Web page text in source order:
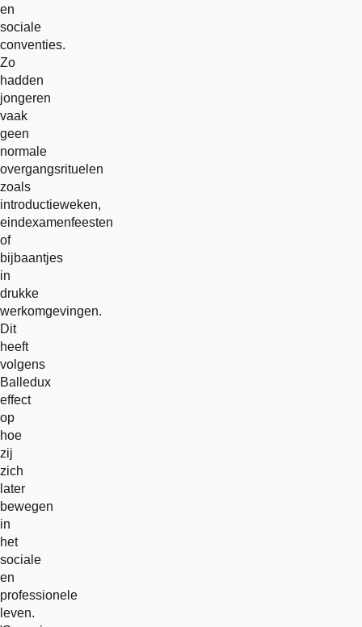
en
sociale
conventies.
Zo
hadden
jongeren
vaak
geen
normale
overgangsrituelen
zoals
introductieweken,
eindexamenfeesten
of
bijbaantjes
in
drukke
werkomgevingen.
Dit
heeft
volgens
Balledux
effect
op
hoe
zij
zich
later
bewegen
in
het
sociale
en
professionele
leven.